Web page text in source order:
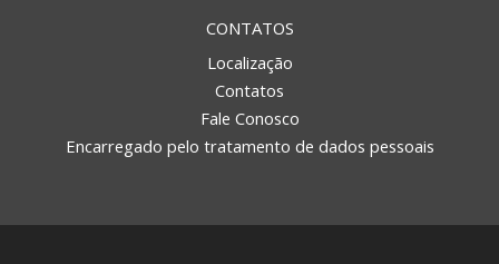
CONTATOS
Localização
Contatos
Fale Conosco
Encarregado pelo tratamento de dados pessoais